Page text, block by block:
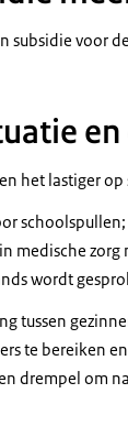
subsidie voor
het lastiger
schoolspullen;
medische zorg
wordt
tussen
te bereiken
drempel om